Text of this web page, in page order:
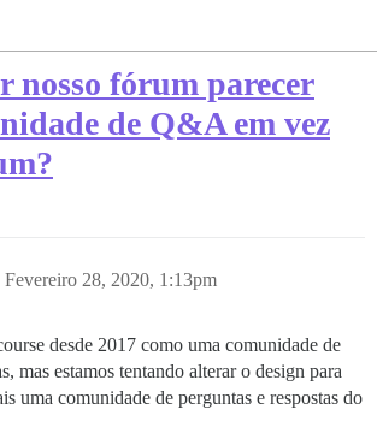
nosso fórum parecer
de Q&A em vez
Fevereiro 28, 2020, 1:13pm
desde 2017 como uma comunidade de
mas estamos tentando alterar o design para
uma comunidade de perguntas e respostas do